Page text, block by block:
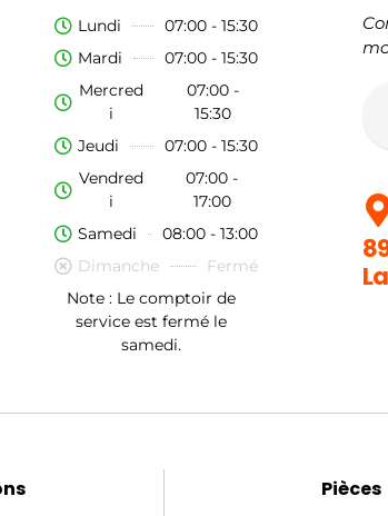
Lundi
07:00 - 15:30
Mardi
07:00 - 15:30
Mercred
i
07:00 -
15:30
Jeudi
07:00 - 15:30
Vendred
i
07:00 -
17:00
Samedi
08:00 - 13:00
Dimanche
Fermé
Note : Le comptoir de
service est fermé le
samedi.
Pièces